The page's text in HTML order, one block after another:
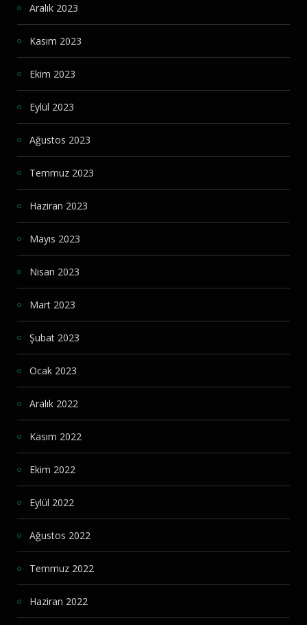
Aralık 2023
Kasım 2023
Ekim 2023
Eylül 2023
Ağustos 2023
Temmuz 2023
Haziran 2023
Mayıs 2023
Nisan 2023
Mart 2023
Şubat 2023
Ocak 2023
Aralık 2022
Kasım 2022
Ekim 2022
Eylül 2022
Ağustos 2022
Temmuz 2022
Haziran 2022